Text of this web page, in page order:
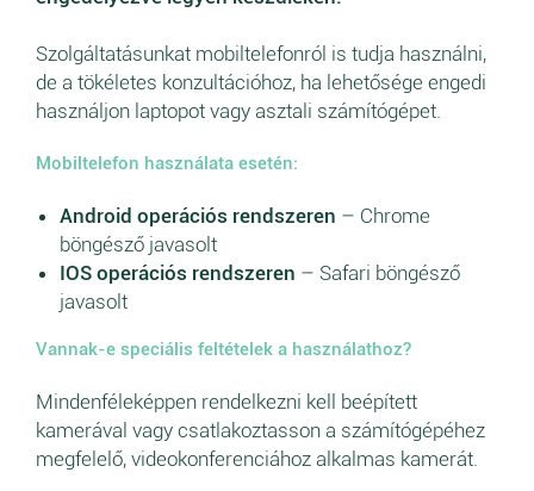
Szolgáltatásunkat mobiltelefonról is tudja használni,
de a tökéletes konzultációhoz, ha lehetősége engedi
használjon laptopot vagy asztali számítógépet.
Mobiltelefon használata esetén:
Android operációs rendszeren – Chrome
böngésző javasolt
IOS operációs rendszeren – Safari böngésző
javasolt
Vannak-e speciális feltételek a használathoz?
Mindenféleképpen rendelkezni kell beépített
kamerával vagy csatlakoztasson a számítógépéhez
megfelelő, videokonferenciához alkalmas kamerát.